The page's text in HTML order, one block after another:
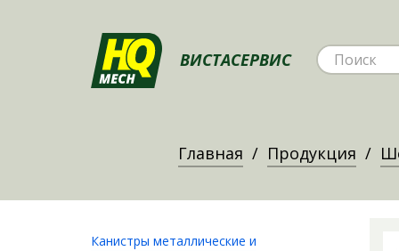
ВИСТАСЕРВИС
Главная Продукция
Канистры металлические и